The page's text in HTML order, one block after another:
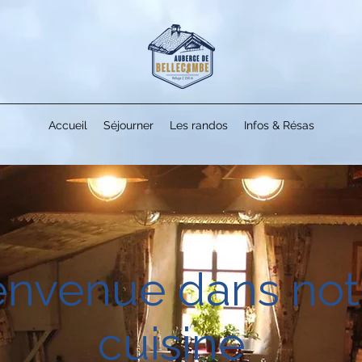
Accueil Séjourner Les randos Infos & Résas
dans
cuisine